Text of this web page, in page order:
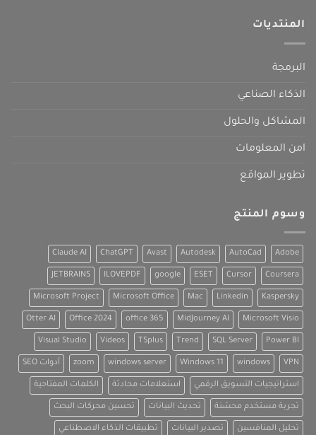
المنتديات
البرمجة
الذكاء الصناعي
المشاكل والحلول
امن المعلومات
تطوير المواقع
وسوم المنتج
Adobe
AutoCad
Autodesk
Avast
ChatGPT
Claude AI
Coursera
Cursor
ESET
google
ILOVEPDF
JETBRAINS
Kaspersky
Linkedin
Mac
Microsoft Office
Microsoft Project
Microsoft Visio
MidJourney AI
office 365
Office 2024
Otter AI
Power BI
SQL Server
Trend
TSplus
Videos
Visual Studio
VPN
windows
Windows 11
windows server
zoom أدوات SEO
استراتيجيات التسويق الرقمي استعلامات محادثة الكلمات المفتاحية
تجربة مستخدم محسّنة تحديث البيانات تحسين محركات البحث
تحليل المنافسين تصدير البيانات تطبيقات الذكاء الاصطناعي